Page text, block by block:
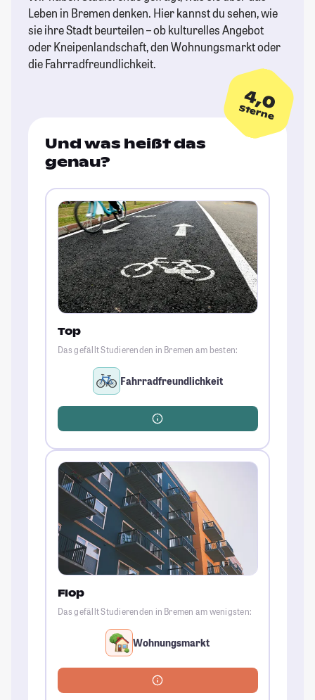
Leben in Bremen denken. Hier kannst du sehen, wie
sie ihre Stadt beurteilen – ob kulturelles Angebot
oder Kneipenlandschaft, den Wohnungsmarkt oder
die Fahrradfreundlichkeit.
4,0
Sterne
Und was heißt das
genau?
Top
Das gefällt Studierenden in Bremen am besten:
Fahrradfreundlichkeit
Flop
Das gefällt Studierenden in Bremen am wenigsten:
Wohnungsmarkt